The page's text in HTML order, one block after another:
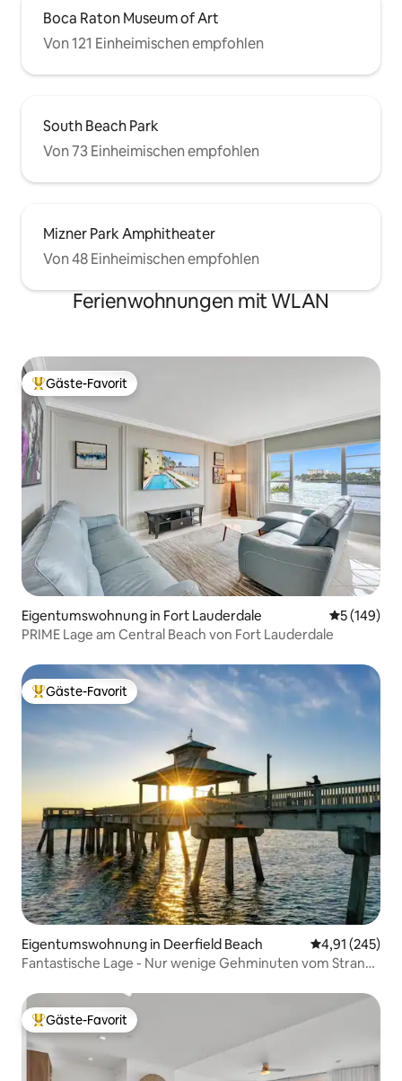
Boca Raton Museum of Art
Von 121 Einheimischen empfohlen
South Beach Park
Von 73 Einheimischen empfohlen
Mizner Park Amphitheater
Von 48 Einheimischen empfohlen
Ferienwohnungen mit WLAN
Beliebter Gäste-Favorit.
Gäste-Favorit
Eigentumswohnung in Fort Lauderdale
5 (149)
PRIME Lage am Central Beach von Fort Lauderdale
Beliebter Gäste-Favorit.
Gäste-Favorit
Eigentumswohnung in Deerfield Beach
4,91 (245)
Fantastische Lage - Nur wenige Gehminuten vom Strand
Beliebter Gäste-Favorit.
Gäste-Favorit